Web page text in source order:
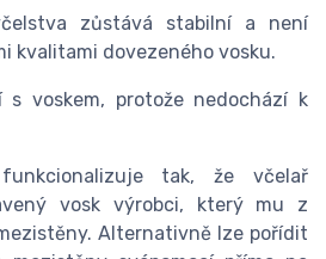
zůstává stabilní a není
kvalitami dovezeného vosku.
s voskem, protože nedochází k
tak, že včelař
vosk výrobci, který mu z
Alternativně lze pořídit